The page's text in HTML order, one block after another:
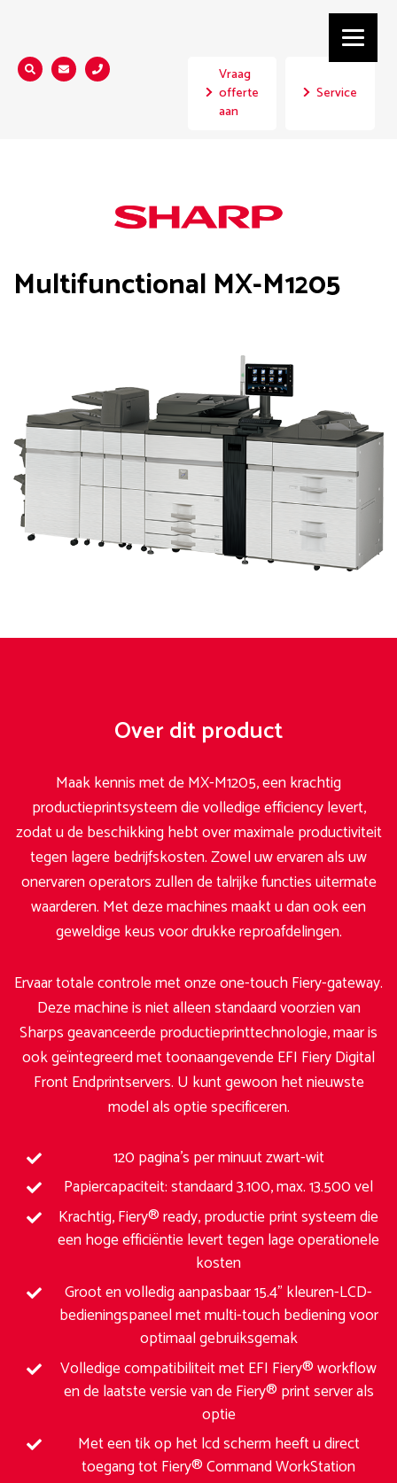
Zoeken...
Vraag
offerte
aan
Service
Multifunctional MX-M1205
Over dit product
Maak kennis met de MX-M1205, een krachtig
productieprintsysteem die volledige efficiency levert,
zodat u de beschikking hebt over maximale productiviteit
tegen lagere bedrijfskosten. Zowel uw ervaren als uw
onervaren operators zullen de talrijke functies uitermate
waarderen. Met deze machines maakt u dan ook een
geweldige keus voor drukke reproafdelingen.
Ervaar totale controle met onze one-touch Fiery-gateway.
Deze machine is niet alleen standaard voorzien van
Sharps geavanceerde productieprinttechnologie, maar is
ook geïntegreerd met toonaangevende EFI Fiery Digital
Front Endprintservers. U kunt gewoon het nieuwste
model als optie specificeren.
120 pagina’s per minuut zwart-wit
Papiercapaciteit: standaard 3.100, max. 13.500 vel
Krachtig, Fiery® ready, productie print systeem die
een hoge efficiëntie levert tegen lage operationele
kosten
Groot en volledig aanpasbaar 15.4” kleuren-LCD-
bedieningspaneel met multi-touch bediening voor
optimaal gebruiksgemak
Volledige compatibiliteit met EFI Fiery® workflow
en de laatste versie van de Fiery® print server als
optie
Met een tik op het lcd scherm heeft u direct
toegang tot Fiery® Command WorkStation